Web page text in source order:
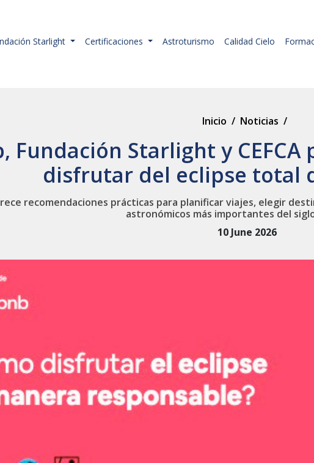
Starlight Certificaciones Astroturismo Calidad Cielo
Inicio / Noticias /
Fundación Starlight y
disfrutar del eclipse total
recomendaciones prácticas para planificar viajes, elegir
astronómicos más importantes del
10 June 2026